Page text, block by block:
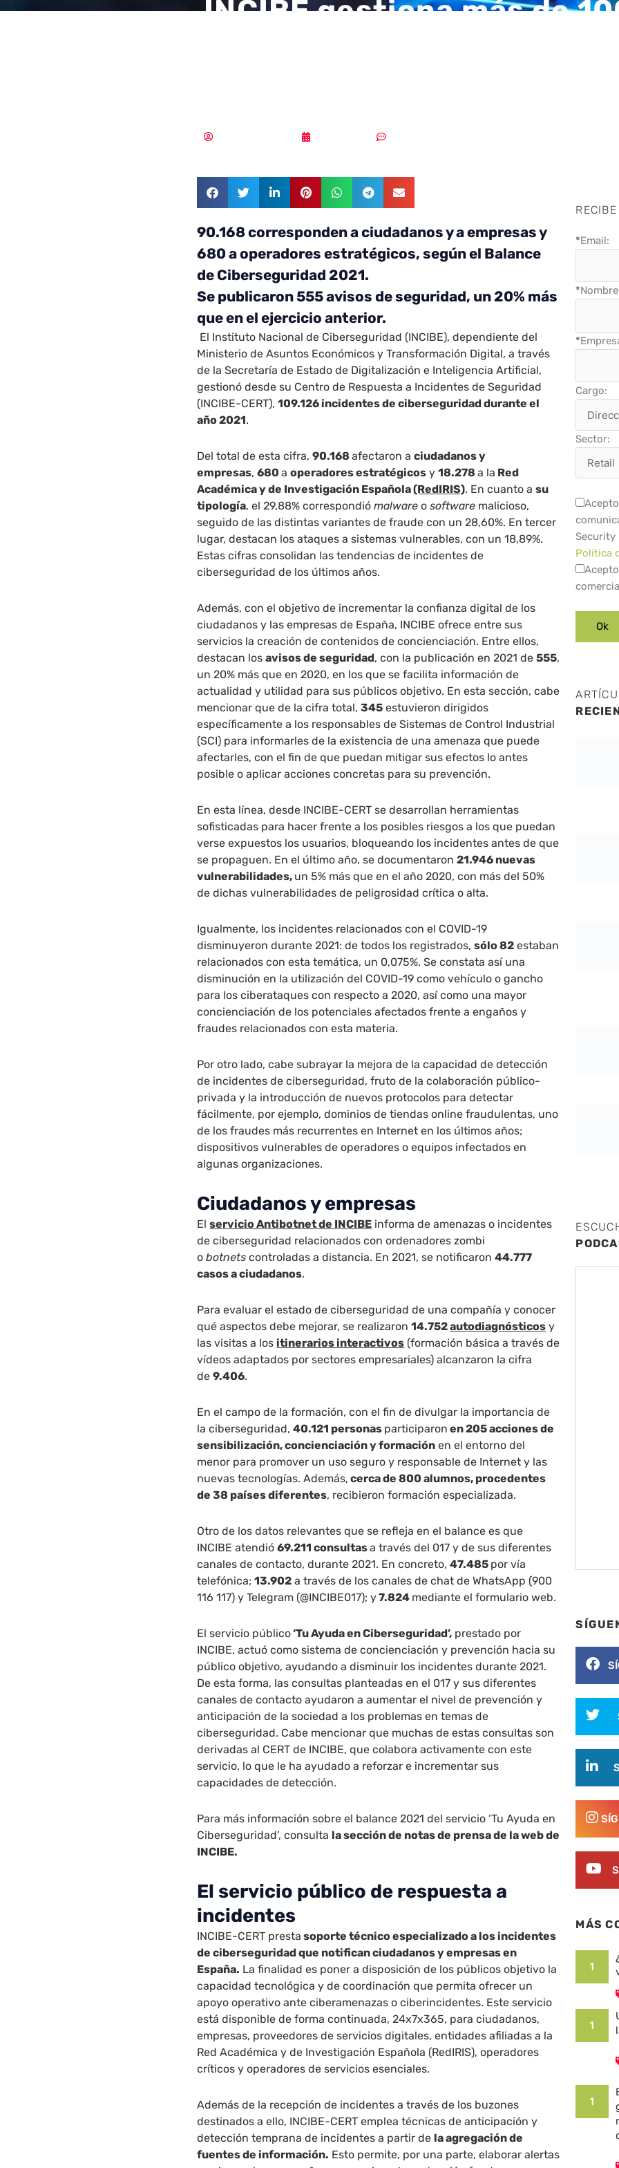
INCIBE gestiona más de
90.168 corresponden a ciudadanos y a empresas y
680 a operadores estratégicos, según el Balance
de Ciberseguridad 2021.
Se publicaron 555 avisos de seguridad, un 20% más
que en el ejercicio anterior.
El Instituto Nacional de Ciberseguridad (INCIBE), dependiente del
Ministerio de Asuntos Económicos y Transformación Digital, a través
de la Secretaría de Estado de Digitalización e Inteligencia Artificial,
gestionó desde su Centro de Respuesta a Incidentes de Seguridad
(INCIBE-CERT),109.126 incidentes de ciberseguridad durante el
año 2021.
Del total de esta cifra,90.168afectaron aciudadanos y
empresas,680aoperadores estratégicos y18.278a la Red
Académica y de Investigación Española(RedIRIS). En cuanto asu
tipología, el 29,88% correspondiómalwareosoftware malicioso,
seguido de las distintas variantes de fraude con un 28,60%. En tercer
lugar, destacan los ataques a sistemas vulnerables, con un 18,89%.
Estas cifras consolidan las tendencias de incidentes de
ciberseguridad de los últimos años.
Además, con el objetivo de incrementar la confianza digital de los
ciudadanos y las empresas de España, INCIBE ofrece entre sus
servicios la creación de contenidos de concienciación. Entre ellos,
destacan losavisos de seguridad, con la publicación en 2021 de555,
un 20% más que en 2020, en los que se facilita información de
actualidad y utilidad para sus públicos objetivo. En esta sección, cabe
mencionar que de la cifra total,345 estuvieron dirigidos
específicamente a los responsables de Sistemas de Control Industrial
(SCI) para informarles de la existencia de una amenaza que puede
afectarles, con el fin de que puedan mitigar sus efectos lo antes
posible o aplicar acciones concretas para su prevención.
En esta línea, desde INCIBE-CERT se desarrollan herramientas
sofisticadas para hacer frente a los posibles riesgos a los que puedan
verse expuestos los usuarios, bloqueando los incidentes antes de que
se propaguen. En el último año, se documentaron21.946 nuevas
vulnerabilidades, un 5% más que en el año 2020, con más del 50%
de dichas vulnerabilidades de peligrosidad crítica o alta.
Igualmente, los incidentes relacionados con el COVID-19
disminuyeron durante 2021: de todos los registrados,sólo 82 estaban
relacionados con esta temática, un 0,075%. Se constata así una
disminución en la utilización del COVID-19 como vehículo o gancho
para los ciberataques con respecto a 2020, así como una mayor
concienciación de los potenciales afectados frente a engaños y
fraudes relacionados con esta materia.
Por otro lado, cabe subrayar la mejora de la capacidad de detección
de incidentes de ciberseguridad, fruto de la colaboración público-
privada y la introducción de nuevos protocolos para detectar
fácilmente, por ejemplo, dominios de tiendas online fraudulentas, uno
de los fraudes más recurrentes en Internet en los últimos años;
dispositivos vulnerables de operadores o equipos infectados en
algunas organizaciones.
Ciudadanos y empresas
Elservicio Antibotnet de INCIBE informa de amenazas o incidentes
de ciberseguridad relacionados con ordenadores zombi
obotnets controladas a distancia. En 2021, se notificaron44.777
casos a ciudadanos.
Para evaluar el estado de ciberseguridad de una compañía y conocer
qué aspectos debe mejorar, se realizaron14.752autodiagnósticos y
las visitas a los itinerarios interactivos (formación básica a través de
vídeos adaptados por sectores empresariales) alcanzaron la cifra
de9.406.
En el campo de la formación, con el fin de divulgar la importancia de
la ciberseguridad,40.121 personas participaron en 205 acciones de
sensibilización, concienciación y formación en el entorno del
menor para promover un uso seguro y responsable de Internet y las
nuevas tecnologías. Además, cerca de 800 alumnos, procedentes
de 38 países diferentes, recibieron formación especializada.
Otro de los datos relevantes que se refleja en el balance es que
INCIBE atendió69.211 consultasa través del 017 y de sus diferentes
canales de contacto, durante 2021. En concreto,47.485 por vía
telefónica;13.902 a través de los canales de chat de WhatsApp (900
116 117) y Telegram (@INCIBE017); y7.824 mediante el formulario web.
El servicio público‘Tu Ayuda en Ciberseguridad’, prestado por
INCIBE, actuó como sistema de concienciación y prevención hacia su
público objetivo, ayudando a disminuir los incidentes durante 2021.
De esta forma, las consultas planteadas en el 017 y sus diferentes
canales de contacto ayudaron a aumentar el nivel de prevención y
anticipación de la sociedad a los problemas en temas de
ciberseguridad. Cabe mencionar que muchas de estas consultas son
derivadas al CERT de INCIBE, que colabora activamente con este
servicio, lo que le ha ayudado a reforzar e incrementar sus
capacidades de detección.
Para más información sobre el balance 2021 del servicio ‘Tu Ayuda en
Ciberseguridad’, consulta la sección de notas de prensa de la web de
INCIBE.
El servicio público de respuesta a
incidentes
INCIBE-CERT presta soporte técnico especializado a los incidentes
de ciberseguridad que notifican ciudadanos y empresas en
España. La finalidad es poner a disposición de los públicos objetivo la
capacidad tecnológica y de coordinación que permita ofrecer un
apoyo operativo ante ciberamenazas o ciberincidentes. Este servicio
está disponible de forma continuada, 24x7x365, para ciudadanos,
empresas, proveedores de servicios digitales, entidades afiliadas a la
Red Académica y de Investigación Española (RedIRIS), operadores
críticos y operadores de servicios esenciales.
Además de la recepción de incidentes a través de los buzones
destinados a ello, INCIBE-CERT emplea técnicas de anticipación y
detección temprana de incidentes a partir de la agregación de
fuentes de información. Esto permite, por una parte, elaborar alertas
*Email:
*
*
Cargo:
Sector:
Security
Política
MÁS
1
1
1